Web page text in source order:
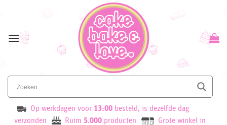
content
Op werkdagen voor 13:00 besteld, is dezelfde dag
verzonden
Ruim 5.000 producten
Grote winkel in